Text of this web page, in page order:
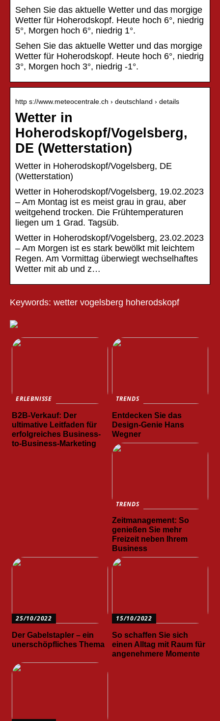
Sehen Sie das aktuelle Wetter und das morgige
Wetter für Hoherodskopf. Heute hoch 6°, niedrig
5°, Morgen hoch 6°, niedrig 1°.
Sehen Sie das aktuelle Wetter und das morgige
Wetter für Hoherodskopf. Heute hoch 6°, niedrig
3°, Morgen hoch 3°, niedrig -1°.
http s://www.meteocentrale.ch › deutschland › details
Wetter in
Hoherodskopf/Vogelsberg,
DE (Wetterstation)
Wetter in Hoherodskopf/Vogelsberg, DE
(Wetterstation)
Wetter in Hoherodskopf/Vogelsberg, 19.02.2023
– Am Montag ist es meist grau in grau, aber
weitgehend trocken. Die Frühtemperaturen
liegen um 1 Grad. Tagsüb.
Wetter in Hoherodskopf/Vogelsberg, 23.02.2023
– Am Morgen ist es stark bewölkt mit leichtem
Regen. Am Vormittag überwiegt wechselhaftes
Wetter mit ab und z…
Keywords: wetter vogelsberg hoherodskopf
ERLEBNISSE
B2B-Verkauf: Der
ultimative Leitfaden für
erfolgreiches Business-
to-Business-Marketing
TRENDS
Entdecken Sie das
Design-Genie Hans
Wegner
TRENDS
Zeitmanagement: So
genießen Sie mehr
Freizeit neben Ihrem
Business
25/10/2022
Der Gabelstapler – ein
unerschöpfliches Thema
15/10/2022
So schaffen Sie sich
einen Alltag mit Raum für
angenehmere Momente